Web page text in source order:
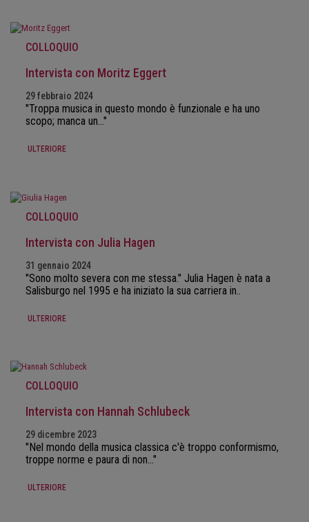
COLLOQUIO
Intervista con Moritz Eggert
29 febbraio 2024
"Troppa musica in questo mondo è funzionale e ha uno
scopo; manca un..."
ULTERIORE
COLLOQUIO
Intervista con Julia Hagen
31 gennaio 2024
"Sono molto severa con me stessa." Julia Hagen è nata a
Salisburgo nel 1995 e ha iniziato la sua carriera in..
ULTERIORE
COLLOQUIO
Intervista con Hannah Schlubeck
29 dicembre 2023
"Nel mondo della musica classica c'è troppo conformismo,
troppe norme e paura di non..."
ULTERIORE